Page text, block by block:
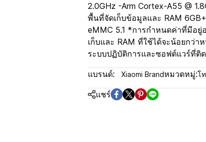
2.0GHz -Arm Cortex-A55 @
พื้นที่จัดเก็บข้อมูลและ RAM
eMMC 5.1 *การกำหนดค่าที่มีอ
เก็บและ RAM ที่ใช้ได้จะน้อยกว่า
ระบบปฏิบัติการและซอฟต์แวร์ที่ติ
แบรนด์: Xiaomi Brandหมวดหมู่:โ
แชร์